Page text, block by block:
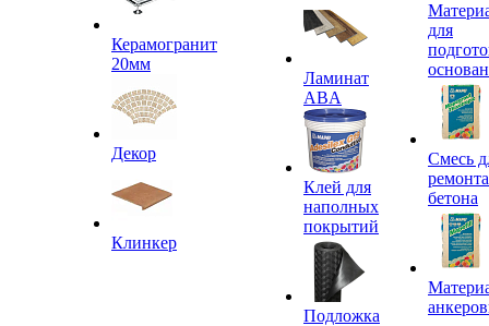
Керамогранит
20мм
Декор
Клинкер
Ламинат
ABA
Клей для
наполных
покрытий
Подложка
для
Смесь
ремонта
бетона